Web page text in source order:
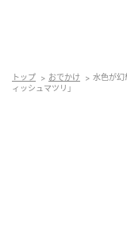
い・・・？
トップ おでかけ
水色が幻
ィッシュマツリ」